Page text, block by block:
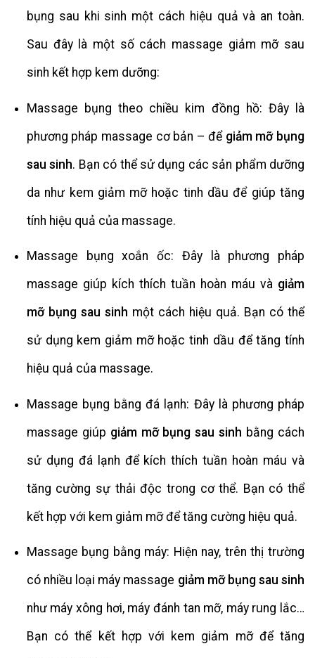
bụng sau khi sinh một cách hiệu quả và an toàn.
Sau đây là một số cách massage giảm mỡ sau
sinh kết hợp kem dưỡng:
Massage bụng theo chiều kim đồng hồ: Đây là
phương pháp massage cơ bản – để giảm mỡ bụng
sau sinh. Bạn có thể sử dụng các sản phẩm dưỡng
da như kem giảm mỡ hoặc tinh dầu để giúp tăng
tính hiệu quả của massage.
Massage bụng xoắn ốc: Đây là phương pháp
massage giúp kích thích tuần hoàn máu và giảm
mỡ bụng sau sinh một cách hiệu quả. Bạn có thể
sử dụng kem giảm mỡ hoặc tinh dầu để tăng tính
hiệu quả của massage.
Massage bụng bằng đá lạnh: Đây là phương pháp
massage giúp giảm mỡ bụng sau sinh bằng cách
sử dụng đá lạnh để kích thích tuần hoàn máu và
tăng cường sự thải độc trong cơ thể. Bạn có thể
kết hợp với kem giảm mỡ để tăng cường hiệu quả.
Massage bụng bằng máy: Hiện nay, trên thị trường
có nhiều loại máy massage giảm mỡ bụng sau sinh
như máy xông hơi, máy đánh tan mỡ, máy rung lắc…
Bạn có thể kết hợp với kem giảm mỡ để tăng